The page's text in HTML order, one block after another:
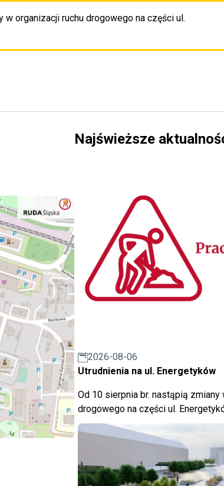
w organizacji ruchu drogowego na części ul.
Przejdź do
Najświeższe
2026-08-06
Utrudnienia na ul. Energetyków
Od 10 sierpnia br. nastąpią zmiany
drogowego na części ul.